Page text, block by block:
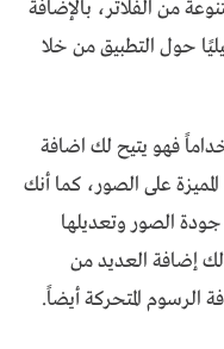
من الفلاتر، بالإضافة
حول التطبيق من خلا
فهو يتيح لك اضافة
على الصور، كما أنك
الصور وتعديلها
إضافة العديد من
الرسوم المتحركة أيضاً.